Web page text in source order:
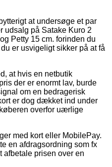
at undersøge et par
udsalg på Satake Kuro 2
Petty 15 cm. forinden du
er usvigeligt sikker på at få
at hvis en netbutik
der er enormt lav, burde
om en bedragerisk
er dog dækket ind under
overfor uærlige
med kort eller MobilePay.
en afdragsordning som fx
prisen over en